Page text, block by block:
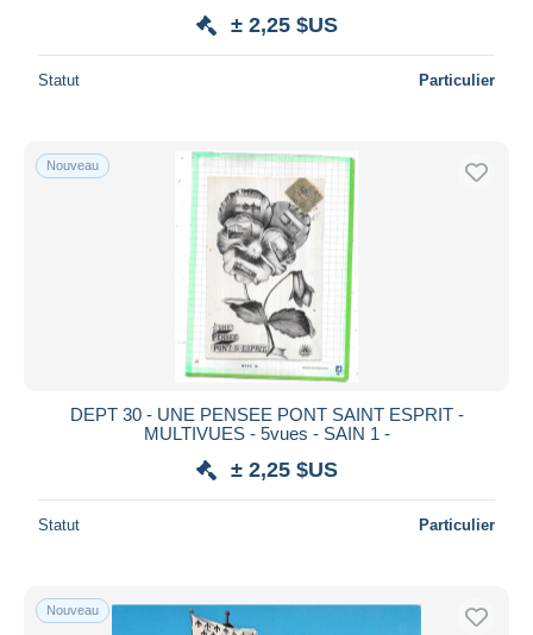
± 2,25 $US
Statut Particulier
Nouveau
DEPT 30 - UNE PENSEE PONT SAINT ESPRIT -
MULTIVUES - 5vues - SAIN 1 -
± 2,25 $US
Statut Particulier
Nouveau